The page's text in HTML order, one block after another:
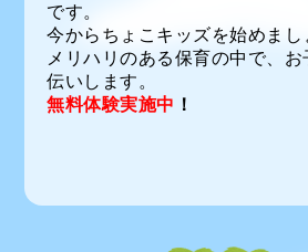
です。
今からちょこキッズを始めまし
メリハリのある保育の中で、
伝いします。
無料体験実施中 ！